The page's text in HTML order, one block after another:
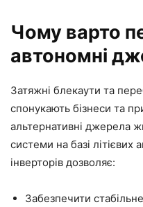
Чому варто
автономні
Затяжні блекаути та
спонукають бізнеси та
альтернативні джерела
системи на базі літієвих
інверторів дозволяє:
Забезпечити